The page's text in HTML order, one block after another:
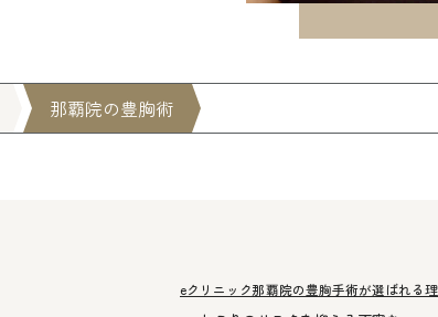
那覇院の豊胸術
eクリニック那覇院の豊胸手術が選ばれる